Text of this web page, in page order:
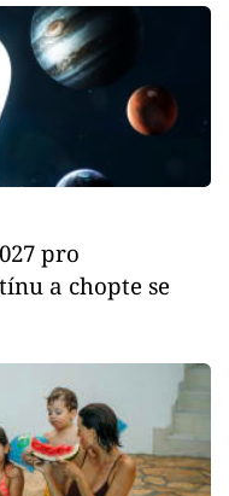
pro
a chopte se